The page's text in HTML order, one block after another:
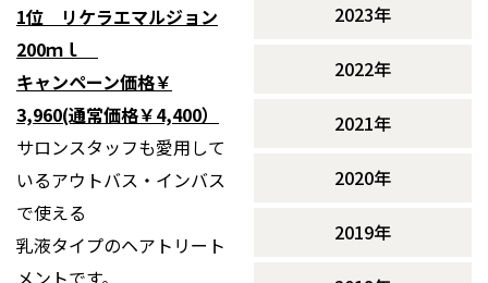
1位 リケラエマルジョン
200ｍｌ
キャンペーン価格￥
3,960(通常価格￥4,400）
サロンスタッフも愛用して
いるアウトバス・インバス
で使える
乳液タイプのヘアトリート
メントです。
2023年
2022年
2021年
2020年
2019年